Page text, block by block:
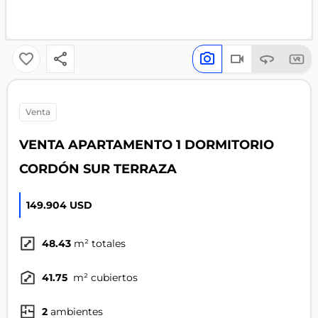
venta
VENTA APARTAMENTO 1 DORMITORIO
CORDÓN SUR TERRAZA
149.904 USD
48.43 m² totales
41.75 m² cubiertos
2 ambientes